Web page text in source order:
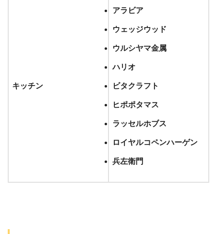
キッチン
アラビア
ウェッジウッド
ウルシヤマ金属
ハリオ
ビタクラフト
ヒポポタマス
ラッセルホブス
ロイヤルコペンハーゲン
兵左衛門